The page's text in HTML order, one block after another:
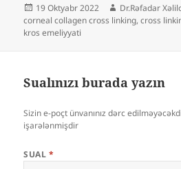
Yayım
tarixi
19 Oktyabr 2022 Müəllif
Dr.Rəfadar
corneal collagen cross linking,cross
kros emeliyyati
Sualınızı burada yazın
Sizin e-poçt ünvanınız dərc
işarələnmişdir
SUAL *